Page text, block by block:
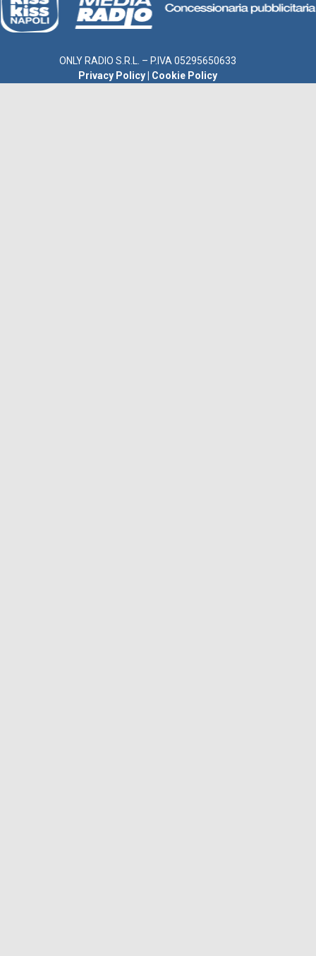
ONLY RADIO S.R.L. – P.IVA 05295650633
Privacy Policy
Cookie Policy